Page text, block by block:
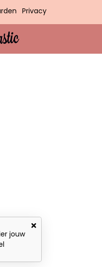
Privacy
jouw